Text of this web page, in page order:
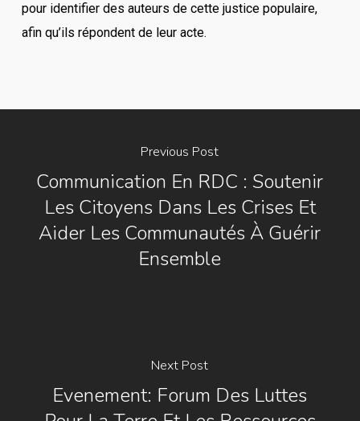
pour identifier des auteurs de cette justice populaire,
afin qu’ils répondent de leur acte.
Previous Post
Communication En RDC : Soutenir
Les Citoyens Dans Les Crises Et
Aider Les Communautés À Guérir
Ensemble
Next Post
Evenement: Forum Des Luttes